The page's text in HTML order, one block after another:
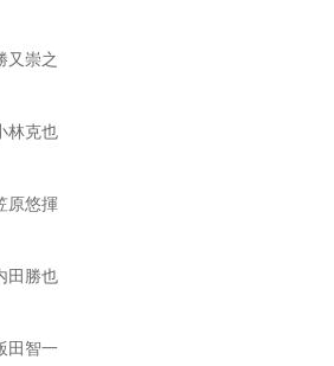
崇之
克也
悠揮
勝也
智一